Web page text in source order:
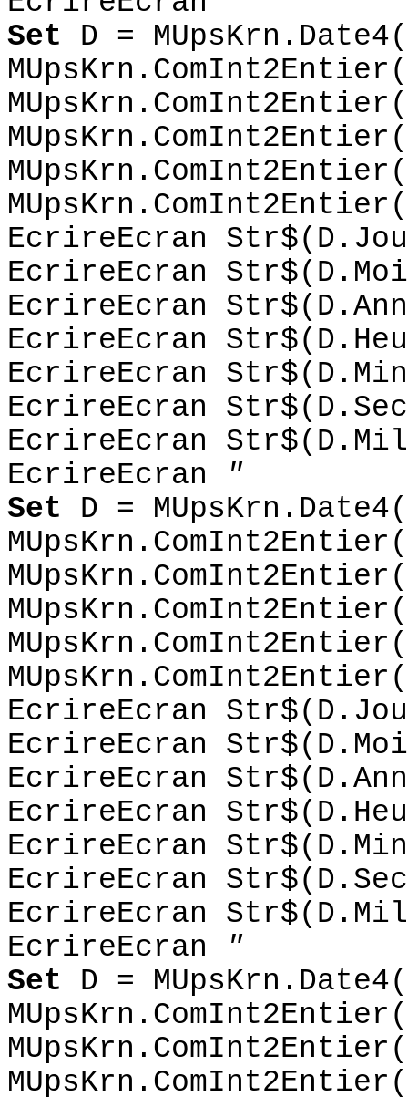
Set D =
EcrireEcran
EcrireEcran
EcrireEcran
EcrireEcran
EcrireEcran
EcrireEcran
EcrireEcran
EcrireEcran
"
Set D =
EcrireEcran
EcrireEcran
EcrireEcran
EcrireEcran
EcrireEcran
EcrireEcran
EcrireEcran
EcrireEcran
"
Set D =